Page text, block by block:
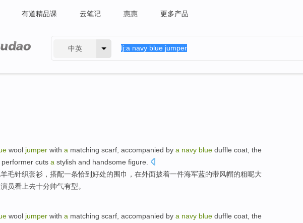
有道精品课 云笔记 惠惠 更多产品
中英
wool jumper with a matching scarf , accompanied by a navy blue duffle coat, the
performer cuts a stylish and handsome figure
羊毛针织套衫 ， 搭配一条恰到好处的围巾 ， 在外面披着一件海军蓝的带风帽的粗呢大
演员看上去十分帅气有型。
wool jumper with a matching scarf , accompanied by a navy blue duffle coat, the